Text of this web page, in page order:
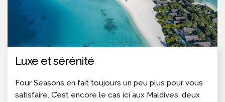
Luxe et sérénité
Four Seasons en fait toujours un peu plus pour vous
satisfaire. C’est encore le cas ici aux Maldives: deux